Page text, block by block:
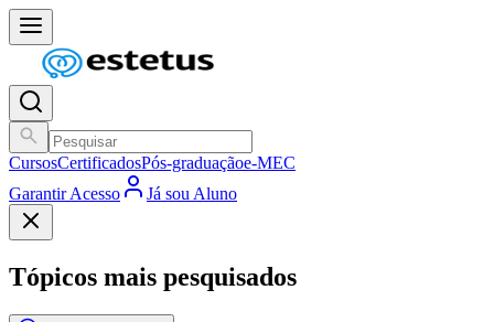
CursosCertificadosPós-graduaçãoe-MEC
Garantir Acesso
Já sou Aluno
Tópicos mais pesquisados